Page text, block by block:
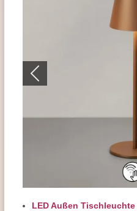
LED Außen Tischleuchte